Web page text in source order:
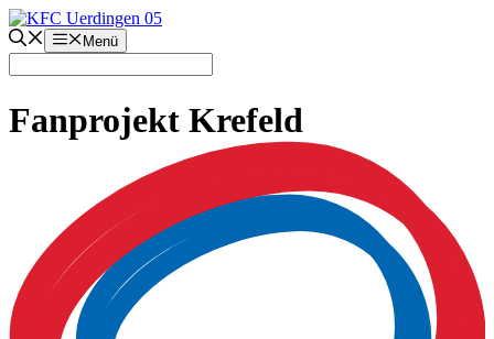
Zum
Inhalt
springen
Menü
Fanprojekt Krefeld